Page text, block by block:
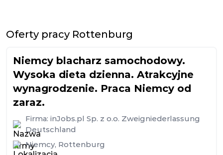
Oferty pracy Rottenburg
Niemcy blacharz samochodowy.
Wysoka dieta dzienna. Atrakcyjne
wynagrodzenie. Praca Niemcy od
zaraz.
Firma: inJobs.pl Sp. z o.o. Zweigniederlassung
Deutschland
Niemcy, Rottenburg